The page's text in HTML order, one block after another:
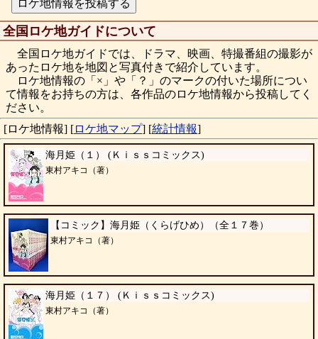
全国ロケ地ガイドについて
全国ロケ地ガイドでは、ドラマ、映画、特撮番組の撮影が
あったロケ地を地図と写真付きで紹介しています。
ロケ地情報の「×」や「？」のマークの付いた場所につい
て情報をお持ちの方は、各作品のロケ地情報から投稿してく
ださい。
[ロケ地情報] [ロケ地マップ] [統計情報]
海月姫（１） (Ｋｉｓｓコミックス)
東村アキコ（著）
【コミック】海月姫（くらげひめ）（全１７巻）
東村アキコ（著）
海月姫（１７） (Ｋｉｓｓコミックス)
東村アキコ（著）